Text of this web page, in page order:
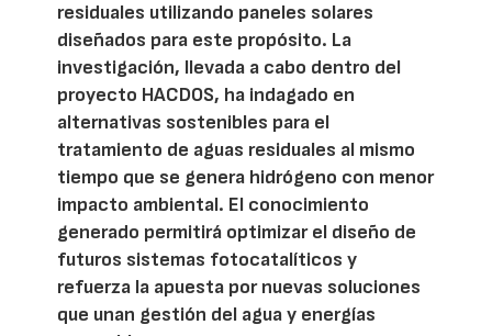
residuales utilizando paneles solares
diseñados para este propósito. La
investigación, llevada a cabo dentro del
proyecto HACDOS, ha indagado en
alternativas sostenibles para el
tratamiento de aguas residuales al mismo
tiempo que se genera hidrógeno con menor
impacto ambiental. El conocimiento
generado permitirá optimizar el diseño de
futuros sistemas fotocatalíticos y
refuerza la apuesta por nuevas soluciones
que unan gestión del agua y energías